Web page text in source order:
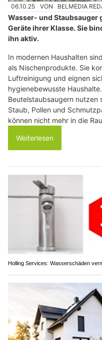
06.10.25 VON BELMEDIA
Wasser- und Staubsauger
Geräte ihrer Klasse. Sie
ihn aktiv.
In modernen Haushalten
als Nischenprodukte. Sie
Luftreinigung und eignen
hygienebewusste
Beutelstaubsaugern nutzen
Staub, Pollen und
können nicht mehr in die
Weiterlesen
Holling Services: Wasserschäden